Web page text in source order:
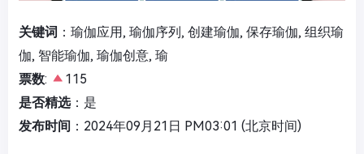
关键词 ：瑜伽应用, 瑜伽序列, 创建瑜伽, 保存瑜伽, 组织瑜
伽, 智能瑜伽, 瑜伽创意, 瑜
票数:
115
是否精选：是
发布时间 ：2024年09月21日 PM03:01 (北京时间)